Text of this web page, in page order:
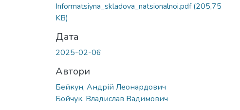
Informatsiyna_skladova_natsionalnoi.pdf(205,75
KB)
Дата
2025-02-06
Автори
Бейкун, Андрій Леонардович
Бойчук, Владислав Вадимович